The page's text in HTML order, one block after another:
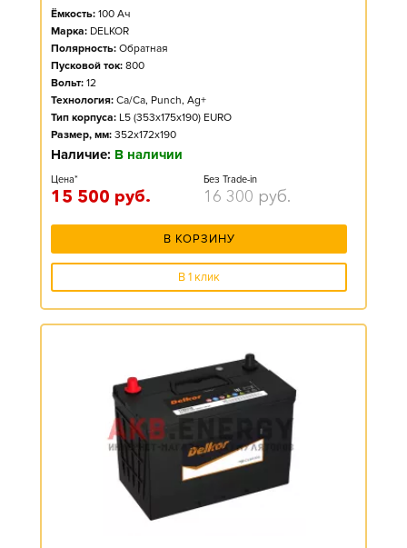
Ёмкость: 100 Ач
Марка: DELKOR
Полярность: Обратная
Пусковой ток: 800
Вольт: 12
Технология: Ca/Ca, Punch, Ag+
Тип корпуса: L5 (353x175x190) EURO
Размер, мм: 352x172x190
Наличие: В наличии
Цена*
15 500 руб.
Без Trade-in
16 300 руб.
В КОРЗИНУ
В 1 клик